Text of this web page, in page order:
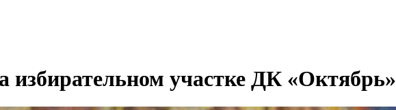
избирательном участке ДК «Октябрь»